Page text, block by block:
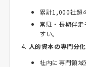
累計1,000社超
常駐・長期伴
すい。
人的資本の専門分化
社内に専門領